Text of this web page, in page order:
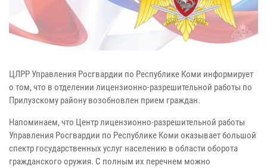
ЦЛРР Управления Росгвардии по Республике Коми информирует
о том, что в отделении лицензионно-разрешительной работы по
Прилузскому району возобновлен прием граждан.
Напоминаем, что Центр лицензионно-разрешительной работы
Управления Росгвардии по Республике Коми оказывает большой
спектр государственных услуг населению в области оборота
гражданского оружия. С полным их перечнем можно